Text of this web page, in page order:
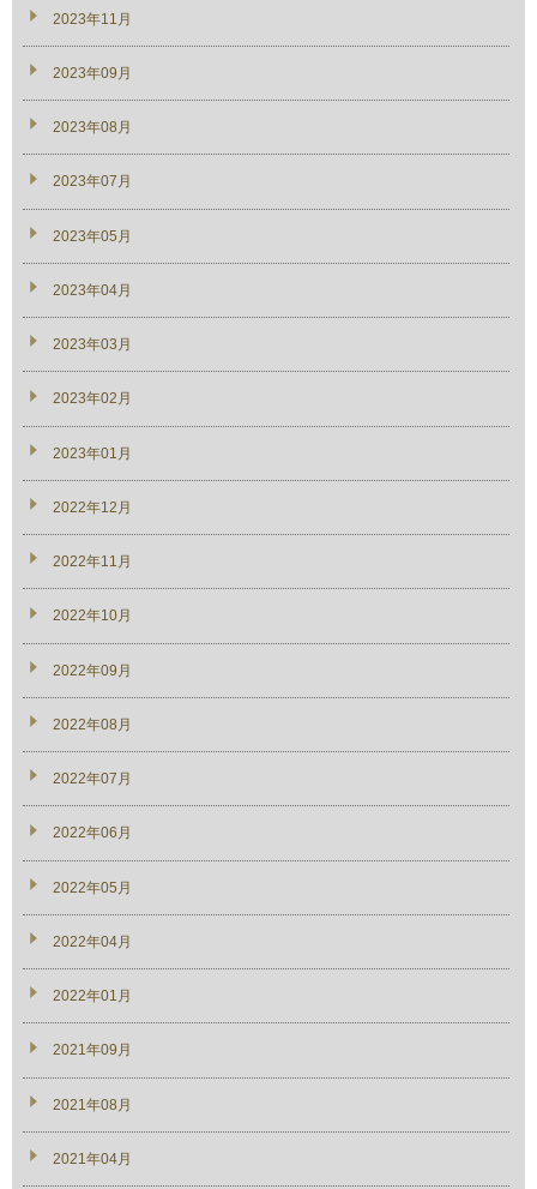
2023年11月
2023年09月
2023年08月
2023年07月
2023年05月
2023年04月
2023年03月
2023年02月
2023年01月
2022年12月
2022年11月
2022年10月
2022年09月
2022年08月
2022年07月
2022年06月
2022年05月
2022年04月
2022年01月
2021年09月
2021年08月
2021年04月